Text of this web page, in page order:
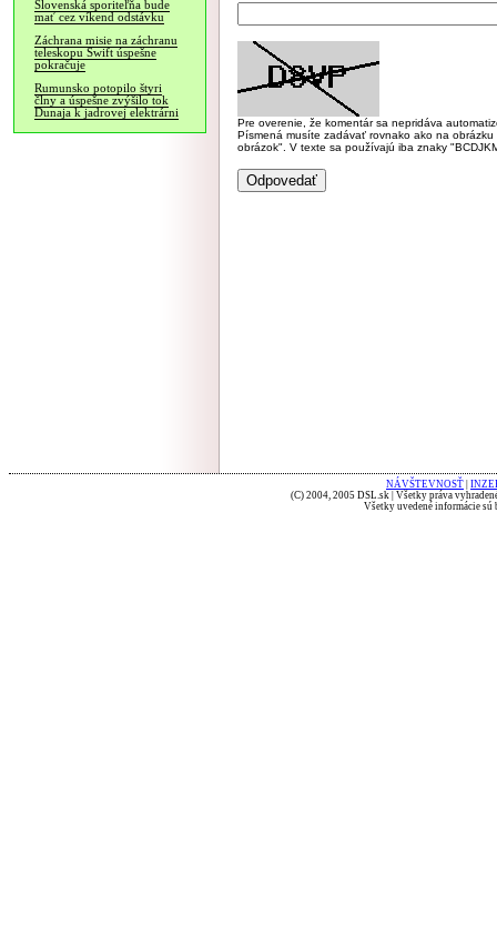
Slovenská sporiteľňa bude
mať cez víkend odstávku
Záchrana misie na záchranu
teleskopu Swift úspešne
pokračuje
Rumunsko potopilo štyri
člny a úspešne zvýšilo tok
Dunaja k jadrovej elektrárni
Pre overenie, že komentár sa nepridáva
Písmená musíte zadávať rovnako ako na
obrázok". V texte sa používajú iba znaky
NÁVŠTEVNOSŤ
(C) 2004, 2005 DSL.sk | Všetky práva
Všetky uvedené informácie sú